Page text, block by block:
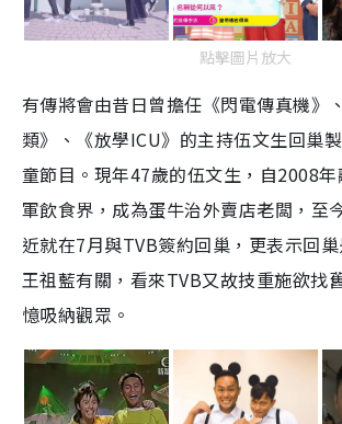
點擊圖片放大
有傳將會由昔日曾擔任《閃電傳真機》
類》、《放學ICU》的主持伍文生回巢
童節目。現年47歲的伍文生，自2008
軍飲食界，成為蛋牛治外賣店老闆，至
近就在7月與TVB簽約回巢，更表示回
王祖藍有關，看來TVB又故技重施欲找
憶吸納觀眾。